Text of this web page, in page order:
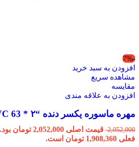
-7%
افزودن به سبد خرید
مشاهده سریع
مقایسه
افزودن به علاقه مندی
مهره ماسوره یکسر دنده “۲ * 63 UPVC پیمتاش
2,052,000 قیمت اصلی 2,052,000 تومان بود.
فعلی 1,908,360 تومان است.